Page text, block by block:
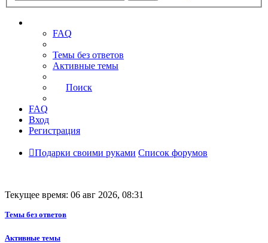
FAQ
Темы без ответов
Активные темы
Поиск
FAQ
Вход
Регистрация
Подарки своими руками Список форумов
Текущее время: 06 авг 2026, 08:31
Темы без ответов
Активные темы